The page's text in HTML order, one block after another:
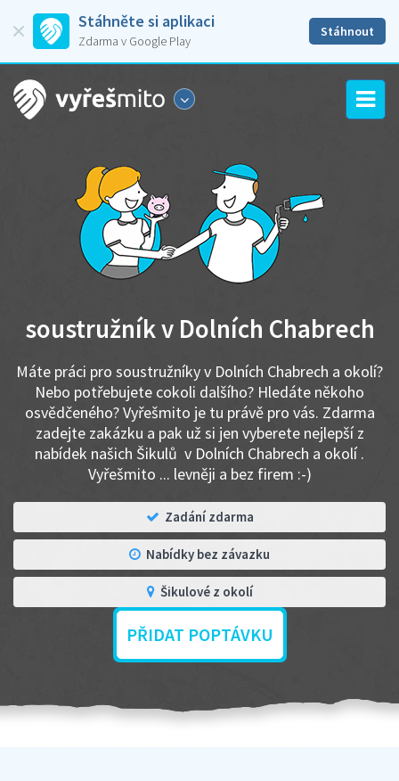
Stáhněte si aplikaci
Zdarma v Google Play
Stáhnout
soustružník v Dolních Chabrech
Máte práci pro soustružníky v Dolních Chabrech a okolí?
Nebo potřebujete cokoli dalšího? Hledáte někoho
osvědčeného? Vyřešmito je tu právě pro vás. Zdarma
zadejte zakázku a pak už si jen vyberete nejlepší z
nabídek našich Šikulů v Dolních Chabrech a okolí .
Vyřešmito ... levněji a bez firem :-)
Zadání zdarma
Nabídky bez závazku
Šikulové z okolí
PŘIDAT POPTÁVKU